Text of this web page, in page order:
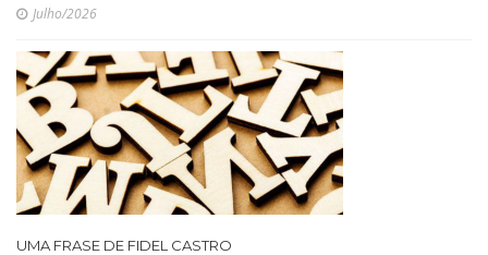
Julho/2026
UMA FRASE DE FIDEL CASTRO